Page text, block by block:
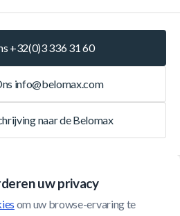
uw privacy
om uw browse-ervaring te
+32(0)3 336 31 60
info@belomax.com
naar de Belomax